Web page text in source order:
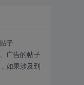
子
广告的帖子
如果涉及到